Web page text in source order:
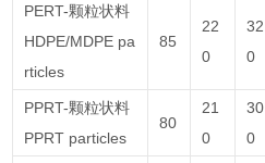
PERT-颗粒状料
HDPE/MDPE pa
rticles
85
22
0
32
0
PPRT-颗粒状料
PPRT particles
80
21
0
30
0